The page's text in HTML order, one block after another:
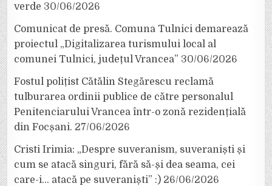
verde 30/06/2026
Comunicat de presă. Comuna Tulnici demarează
proiectul „Digitalizarea turismului local al
comunei Tulnici, județul Vrancea” 30/06/2026
Fostul polițist Cătălin Stegărescu reclamă
tulburarea ordinii publice de către personalul
Penitenciarului Vrancea într-o zonă rezidențială
din Focșani. 27/06/2026
Cristi Irimia: „Despre suveranism, suveraniști și
cum se atacă singuri, fără să-și dea seama, cei
care-i… atacă pe suveraniști” :) 26/06/2026